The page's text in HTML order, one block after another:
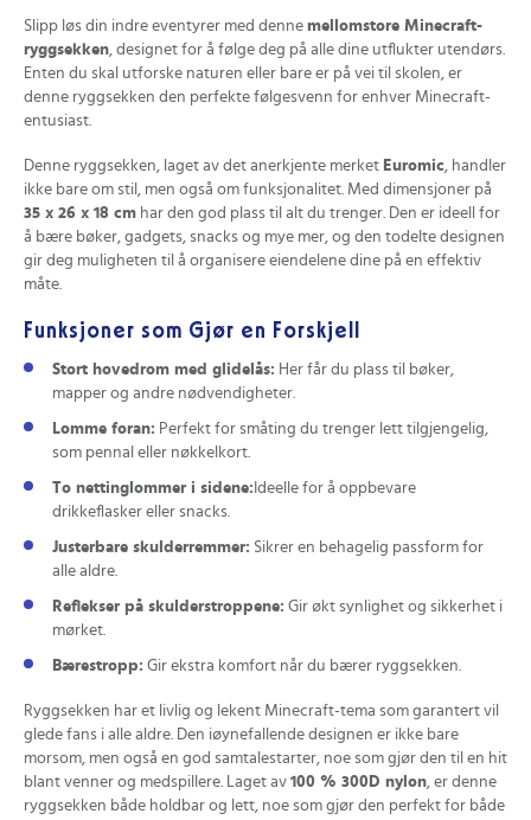
Slipp løs din indre eventyrer med denne mellomstore Minecraft-
ryggsekken , designet for å følge deg på alle dine utflukter utendørs.
Enten du skal utforske naturen eller bare er på vei til skolen, er
denne ryggsekken den perfekte følgesvenn for enhver Minecraft-
entusiast.
Denne ryggsekken, laget av det anerkjente merket Euromic , handler
ikke bare om stil, men også om funksjonalitet. Med dimensjoner på
35 x 26 x 18 cm har den god plass til alt du trenger. Den er ideell for
å bære bøker, gadgets, snacks og mye mer, og den todelte designen
gir deg muligheten til å organisere eiendelene dine på en effektiv
måte.
Funksjoner som Gjør en Forskjell
Stort hovedrom med glidelås: Her får du plass til bøker,
mapper og andre nødvendigheter.
Lomme foran: Perfekt for småting du trenger lett tilgjengelig,
som pennal eller nøkkelkort.
To nettinglommer i sidene: Ideelle for å oppbevare
drikkeflasker eller snacks.
Justerbare skulderremmer: Sikrer en behagelig passform for
alle aldre.
Reflekser på skulderstroppene: Gir økt synlighet og sikkerhet i
mørket.
Bærestropp: Gir ekstra komfort når du bærer ryggsekken.
Ryggsekken har et livlig og lekent Minecraft-tema som garantert vil
glede fans i alle aldre. Den iøynefallende designen er ikke bare
morsom, men også en god samtalestarter, noe som gjør den til en hit
blant venner og medspillere. Laget av 100 % 300D nylon, er denne
ryggsekken både holdbar og lett, noe som gjør den perfekt for både